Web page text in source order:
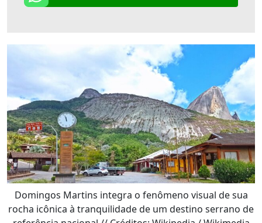
Domingos Martins integra o fenômeno visual de sua
rocha icônica à tranquilidade de um destino serrano de